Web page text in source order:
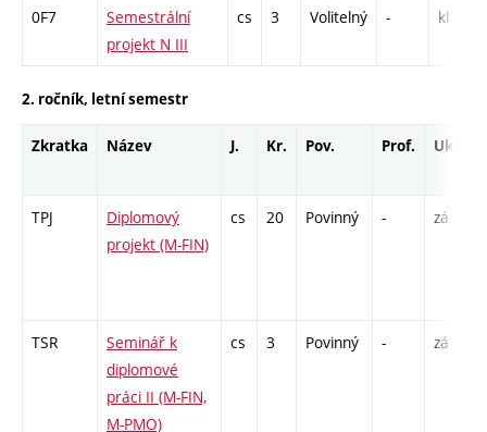
0F7
Semestrální
projekt N III
cs 3 Volitelný - kl
2. ročník, letní semestr
Zkratka Název J. Kr. Pov. Prof. Uk.
TPJ
Diplomový
projekt (M-FIN)
cs 20 Povinný - zá
TSR
Seminář k
diplomové
práci II (M-FIN,
M-PMO)
cs 3 Povinný - zá